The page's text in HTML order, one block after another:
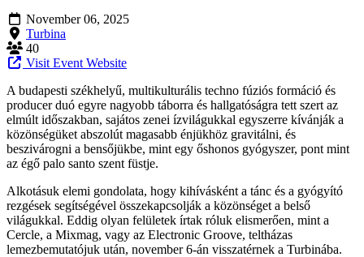
November 06, 2025
Turbina
40
Visit Event Website
A budapesti székhelyű, multikulturális techno fúziós formáció és
producer duó egyre nagyobb táborra és hallgatóságra tett szert az
elmúlt időszakban, sajátos zenei ízvilágukkal egyszerre kívánják a
közönségüket abszolút magasabb énjükhöz gravitálni, és
beszivárogni a bensőjükbe, mint egy őshonos gyógyszer, pont mint
az égő palo santo szent füstje.
Alkotásuk elemi gondolata, hogy kihívásként a tánc és a gyógyító
rezgések segítségével összekapcsolják a közönséget a belső
világukkal. Eddig olyan felületek írtak róluk elismerően, mint a
Cercle, a Mixmag, vagy az Electronic Groove, teltházas
lemezbemutatójuk után, november 6-án visszatérnek a Turbinába.